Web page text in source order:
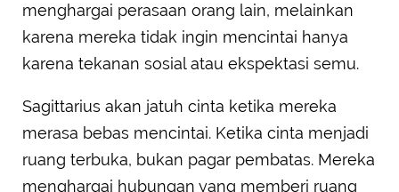
menghargai perasaan orang lain, melainkan
karena mereka tidak ingin mencintai hanya
karena tekanan sosial atau ekspektasi semu.
Sagittarius akan jatuh cinta ketika mereka
merasa bebas mencintai. Ketika cinta menjadi
ruang terbuka, bukan pagar pembatas. Mereka
menghargai hubungan yang memberi ruang